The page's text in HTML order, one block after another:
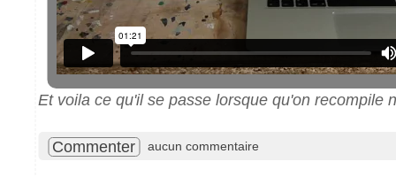
Et voila ce qu'il se passe lorsque qu'on recompile
Commenter aucun commentaire